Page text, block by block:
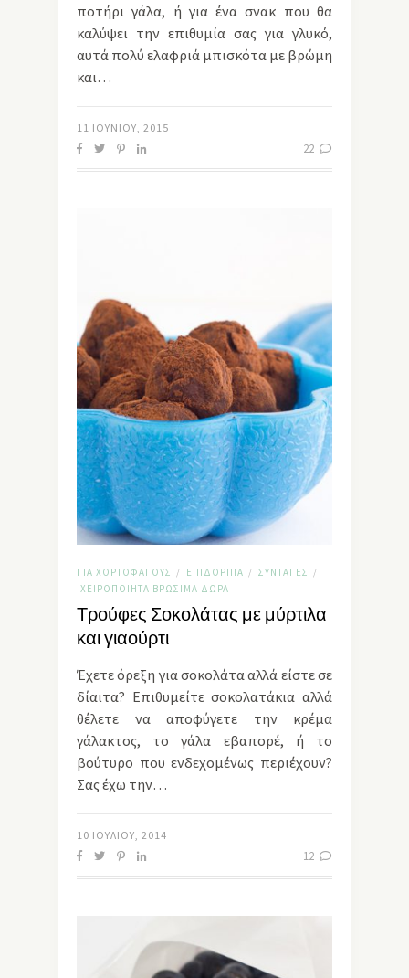
ποτήρι γάλα, ή για ένα σνακ που θα
καλύψει την επιθυμία σας για γλυκό,
αυτά πολύ ελαφριά μπισκότα με βρώμη
και…
11 ΙΟΥΝΊΟΥ, 2015
22
ΓΙΑ ΧΟΡΤΟΦΆΓΟΥΣ / ΕΠΙΔΌΡΠΙΑ / ΣΥΝΤΑΓΈΣ /
ΧΕΙΡΟΠΟΊΗΤΑ ΒΡΏΣΙΜΑ ΔΏΡΑ
Τρούφες Σοκολάτας με μύρτιλα
και γιαούρτι
Έχετε όρεξη για σοκολάτα αλλά είστε σε
δίαιτα? Επιθυμείτε σοκολατάκια αλλά
θέλετε να αποφύγετε την κρέμα
γάλακτος, το γάλα εβαπορέ, ή το
βούτυρο που ενδεχομένως περιέχουν?
Σας έχω την…
10 ΙΟΥΛΊΟΥ, 2014
12